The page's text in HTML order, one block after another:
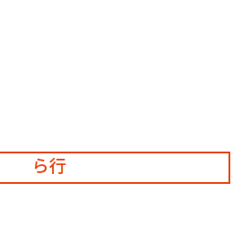
ら行